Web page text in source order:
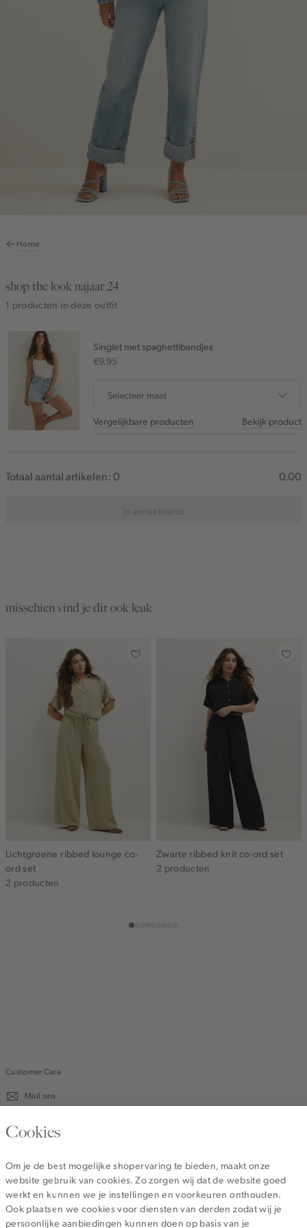
Home
shop the look najaar 24
1 producten in deze outfit
Singlet met spaghettibandjes
€9.95
Selecteer maat
Vergelijkbare producten Bekijk product
Totaal aantal artikelen: 0 0.00
In winkelmand
misschien vind je dit ook leuk
Lichtgroene ribbed lounge co-
ord set
2 producten
Zwarte ribbed knit co-ord set
2 producten
Customer Care
Mail ons
020 - 3412 670
Service
Cookies
Om je de best mogelijke shopervaring te bieden, maakt onze
website gebruik van cookies. Zo zorgen wij dat de website goed
werkt en kunnen we je instellingen en voorkeuren onthouden.
Ook plaatsen we cookies voor diensten van derden zodat wij je
persoonlijke aanbiedingen kunnen doen op basis van je